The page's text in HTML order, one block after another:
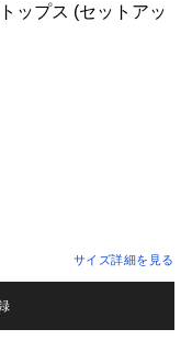
ップス (セットアッ
サイズ詳細を見る